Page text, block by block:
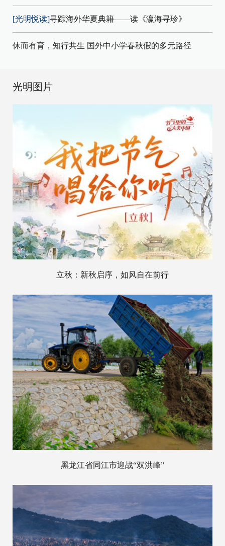
[光明悦读]寻踪海外华夏典籍——读《瀛海寻珍》
休而有育，知行共生 国外中小学春秋假的多元路径
光明图片
立秋：新秋启序，如风自在前行
黑龙江省同江市迎战“双洪峰”